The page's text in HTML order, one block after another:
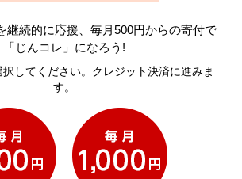
継続的に応援、毎月500円からの寄付で
「じんコレ」になろう!
してください。クレジット決済に進みま
す。